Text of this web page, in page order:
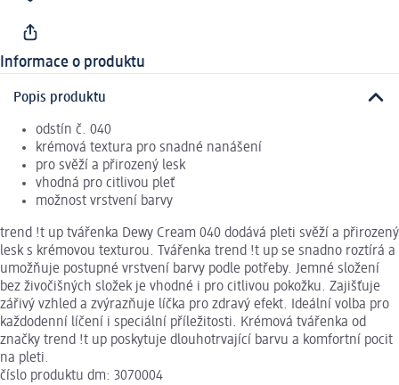
Informace o produktu
Popis produktu
odstín č. 040
krémová textura pro snadné nanášení
pro svěží a přirozený lesk
vhodná pro citlivou pleť
možnost vrstvení barvy
trend !t up tvářenka Dewy Cream 040 dodává pleti svěží a přirozený
lesk s krémovou texturou. Tvářenka trend !t up se snadno roztírá a
umožňuje postupné vrstvení barvy podle potřeby. Jemné složení
bez živočišných složek je vhodné i pro citlivou pokožku. Zajišťuje
zářivý vzhled a zvýrazňuje líčka pro zdravý efekt. Ideální volba pro
každodenní líčení i speciální příležitosti. Krémová tvářenka od
značky trend !t up poskytuje dlouhotrvající barvu a komfortní pocit
na pleti.
číslo produktu dm: 3070004